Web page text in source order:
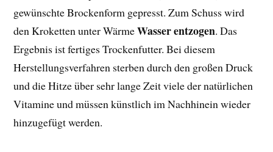
gewünschte Brockenform gepresst. Zum Schuss wird
den Kroketten unter WärmeWasser entzogen. Das
Ergebnis ist fertiges Trockenfutter. Bei diesem
Herstellungsverfahren sterben durch den großen Druck
und die Hitze über sehr lange Zeit viele der natürlichen
Vitamine und müssen künstlich im Nachhinein wieder
hinzugefügt werden.